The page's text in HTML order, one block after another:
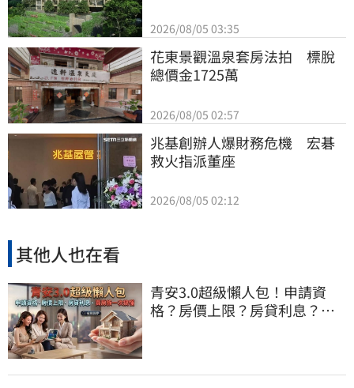
2026/08/05 03:35
花東景觀溫泉套房法拍　標脫
總價金1725萬
2026/08/05 02:57
兆基創辦人爆財務危機　宏碁
救火指派董座
2026/08/05 02:12
其他人也在看
青安3.0超級懶人包！申請資
格？房價上限？房貸利息？買